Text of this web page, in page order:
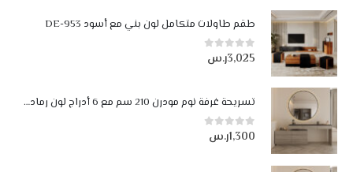
طقم طاولات متكامل لون بني مع أسود DE-953
0من أصل 5
3,025ر.س
تسريحة غرفة نوم مودرن 210 سم مع 6 أدراج لون رمادي فاتح ورمادي غامق
0من أصل 5
1,300ر.س